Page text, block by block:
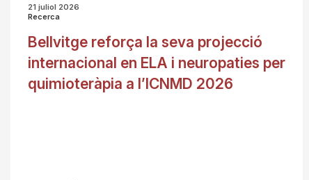
21 juliol 2026
Recerca
Bellvitge reforça la seva projecció
internacional en ELA i neuropaties per
quimioteràpia a l’ICNMD 2026